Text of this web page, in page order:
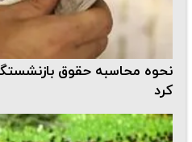
نحوه محاسبه حقوق
کرد